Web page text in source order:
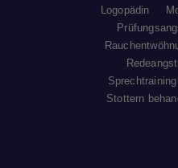
Logopädin
Stottern